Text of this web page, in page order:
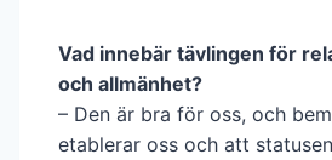
Vad innebär tävlingen för
och allmänhet?
– Den är bra för oss, och
etablerar oss och att